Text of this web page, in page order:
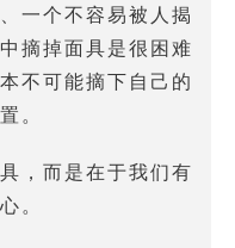
一个不容易被人揭
摘掉面具是很困难
不可能摘下自己的
。
，而是在于我们有
。